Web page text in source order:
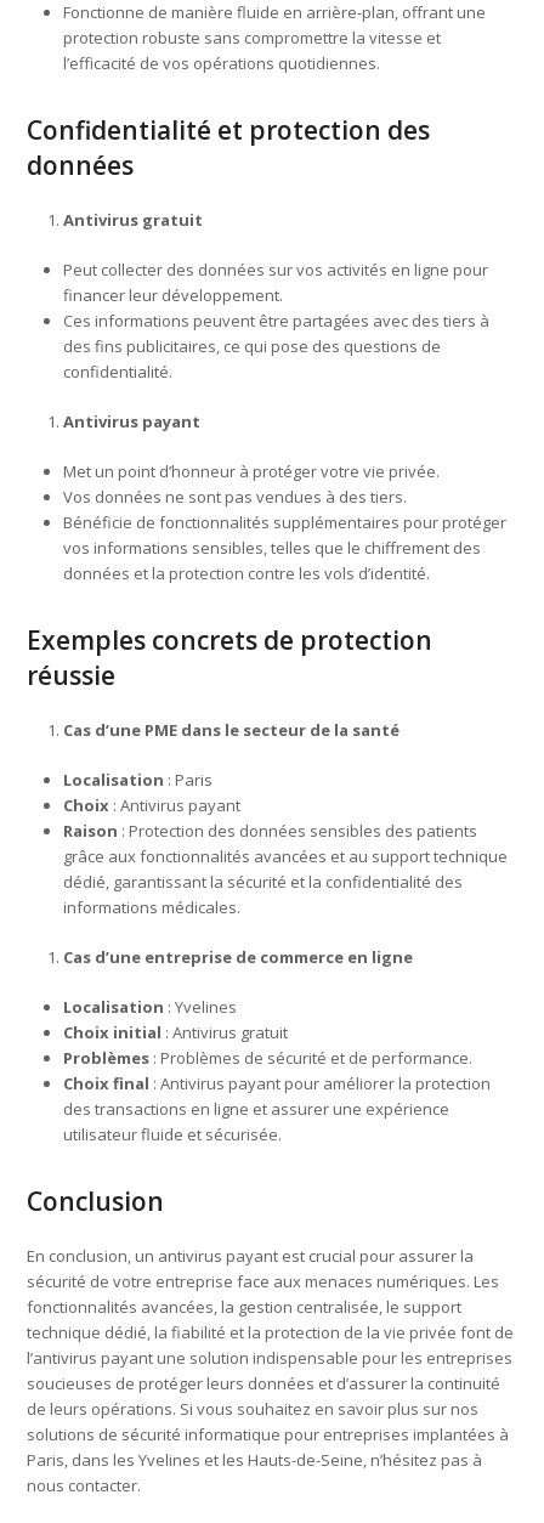
Fonctionne de manière fluide en arrière-plan, offrant une
protection robuste sans compromettre la vitesse et
l’efficacité de vos opérations quotidiennes.
Confidentialité et protection des
données
Antivirus gratuit
Peut collecter des données sur vos activités en ligne pour
financer leur développement.
Ces informations peuvent être partagées avec des tiers à
des fins publicitaires, ce qui pose des questions de
confidentialité.
Antivirus payant
Met un point d’honneur à protéger votre vie privée.
Vos données ne sont pas vendues à des tiers.
Bénéficie de fonctionnalités supplémentaires pour protéger
vos informations sensibles, telles que le chiffrement des
données et la protection contre les vols d’identité.
Exemples concrets de protection
réussie
Cas d’une PME dans le secteur de la santé
Localisation : Paris
Choix : Antivirus payant
Raison : Protection des données sensibles des patients
grâce aux fonctionnalités avancées et au support technique
dédié, garantissant la sécurité et la confidentialité des
informations médicales.
Cas d’une entreprise de commerce en ligne
Localisation : Yvelines
Choix initial : Antivirus gratuit
Problèmes : Problèmes de sécurité et de performance.
Choix final : Antivirus payant pour améliorer la protection
des transactions en ligne et assurer une expérience
utilisateur fluide et sécurisée.
Conclusion
En conclusion, un antivirus payant est crucial pour assurer la
sécurité de votre entreprise face aux menaces numériques. Les
fonctionnalités avancées, la gestion centralisée, le support
technique dédié, la fiabilité et la protection de la vie privée font de
l’antivirus payant une solution indispensable pour les entreprises
soucieuses de protéger leurs données et d’assurer la continuité
de leurs opérations. Si vous souhaitez en savoir plus sur nos
solutions de sécurité informatique pour entreprises implantées à
Paris, dans les Yvelines et les Hauts-de-Seine, n’hésitez pas à
nous contacter.